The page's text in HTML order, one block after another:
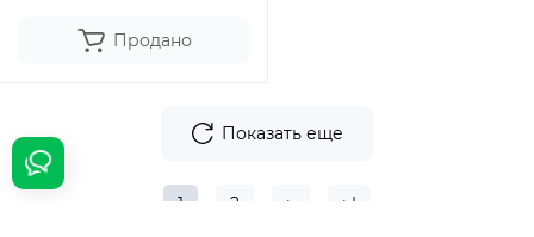
Продано
Показать еще
1 2 > >|